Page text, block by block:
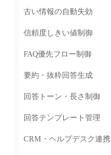
古い情報の自動失効
信頼度しきい値制御
FAQ優先フロー制御
要約・抜粋回答生成
回答トーン・長さ制御
回答テンプレート管理
CRM・ヘルプデスク連携